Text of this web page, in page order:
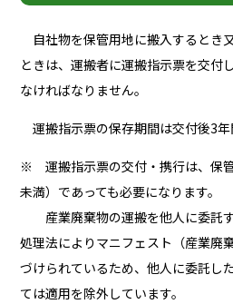
自社物を保管用地に搬入するとき
ときは、運搬者に運搬指示票を交付
なければなりません。
運搬指示票の保存期間は交付後3年
※ 運搬指示票の交付・携行は、保
未満）であっても必要になります。
産業廃棄物の運搬を他人に委託
処理法によりマニフェスト（産業廃
づけられているため、他人に委託し
ては適用を除外しています。